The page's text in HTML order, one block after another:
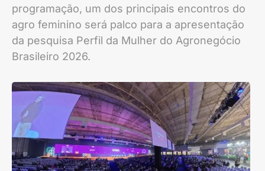
programação, um dos principais encontros do
agro feminino será palco para a apresentação
da pesquisa Perfil da Mulher do Agronegócio
Brasileiro 2026.